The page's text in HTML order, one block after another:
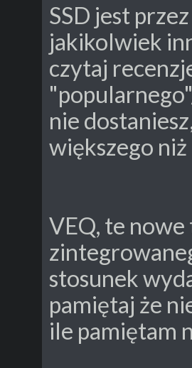
SSD jest
jakikolwiek
czytaj
nie
większego
VEQ, te nowe
stosunek
pamiętaj że
ile pamiętam